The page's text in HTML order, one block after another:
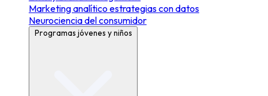
Marketing analítico estrategias con datos
Neurociencia del consumidor
Programas jóvenes y niños